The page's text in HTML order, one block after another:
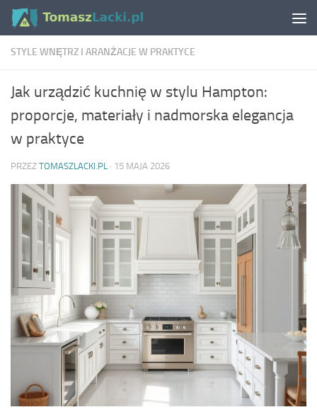
Skip to content
STYLE WNĘTRZ I ARANŻACJE W PRAKTYCE
Jak urządzić kuchnię w stylu Hampton:
proporcje, materiały i nadmorska elegancja
w praktyce
PRZEZ TOMASZLACKI.PL · 15 MAJA 2026